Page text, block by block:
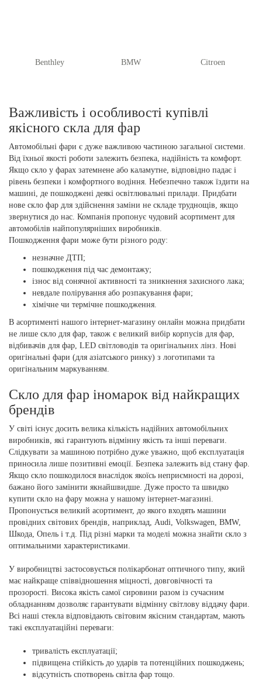
Benthley BMW Citroen
Важливість і особливості купівлі
якісного скла для фар
Автомобільні фари є дуже важливою частиною загальної системи.
Від їхньої якості роботи залежить безпека, надійність та комфорт.
Якщо скло у фарах затемнене або каламутне, відповідно падає і
рівень безпеки і комфортного водіння. Небезпечно також їздити на
машині, де пошкоджені деякі освітлювальні прилади. Придбати
нове скло фар для здійснення заміни не складе труднощів, якщо
звернутися до нас. Компанія пропонує чудовий асортимент для
автомобілів найпопулярніших виробників.
Пошкодження фари може бути різного роду:
незначне ДТП;
пошкодження під час демонтажу;
ізнос від сонячної активності та зникнення захисного лака;
невдале полірування або розпакування фари;
хімічне чи термічне пошкодження.
В асортименті нашого інтернет-магазину онлайн можна придбати
не лише скло для фар, також є великий вибір корпусів для фар,
відбивачів для фар, LED світловодів та оригінальних лінз. Нові
оригінальні фари (для азіатського ринку) з логотипами та
оригінальним маркуванням.
Скло для фар іномарок від найкращих
брендів
У світі існує досить велика кількість надійних автомобільних
виробників, які гарантують відмінну якість та інші переваги.
Слідкувати за машиною потрібно дуже уважно, щоб експлуатація
приносила лише позитивні емоції. Безпека залежить від стану фар.
Якщо скло пошкодилося внаслідок якоїсь неприємності на дорозі,
бажано його замінити якнайшвидше. Дуже просто та швидко
купити скло на фару можна у нашому інтернет-магазині.
Пропонується великий асортимент, до якого входять машини
провідних світових брендів, наприклад, Audi, Volkswagen, BMW,
Шкода, Опель і т.д. Під різні марки та моделі можна знайти скло з
оптимальними характеристиками.
У виробництві застосовується полікарбонат оптичного типу, який
має найкраще співвідношення міцності, довговічності та
прозорості. Висока якість самої сировини разом із сучасним
обладнанням дозволяє гарантувати відмінну світлову віддачу фари.
Всі наші стекла відповідають світовим якісним стандартам, мають
такі експлуатаційні переваги:
тривалість експлуатації;
підвищена стійкість до ударів та потенційних пошкоджень;
відсутність спотворень світла фар тощо.